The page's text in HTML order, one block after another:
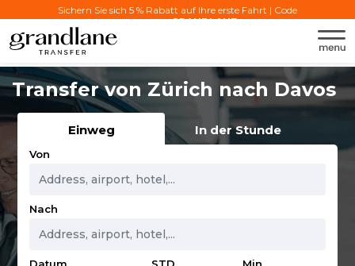
Sichern Sie sich 5 % Rabatt auf Ihre erste Fahrt | Code
verwenden:GRANDLANE
Transfer von Zürich nach Davos
Einweg In der Stunde
Von
Nach